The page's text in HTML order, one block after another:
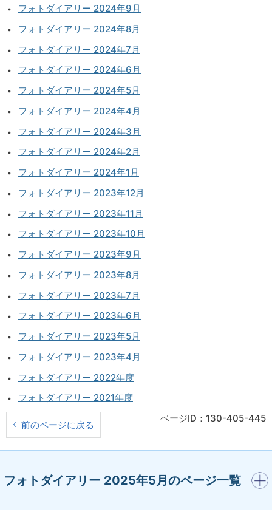
フォトダイアリー 2024年9月
フォトダイアリー 2024年8月
フォトダイアリー 2024年7月
フォトダイアリー 2024年6月
フォトダイアリー 2024年5月
フォトダイアリー 2024年4月
フォトダイアリー 2024年3月
フォトダイアリー 2024年2月
フォトダイアリー 2024年1月
フォトダイアリー 2023年12月
フォトダイアリー 2023年11月
フォトダイアリー 2023年10月
フォトダイアリー 2023年9月
フォトダイアリー 2023年8月
フォトダイアリー 2023年7月
フォトダイアリー 2023年6月
フォトダイアリー 2023年5月
フォトダイアリー 2023年4月
フォトダイアリー 2022年度
フォトダイアリー 2021年度
前のページに戻る
ページID：130-405-445
フォトダイアリー 2025年5月のページ一覧
開く